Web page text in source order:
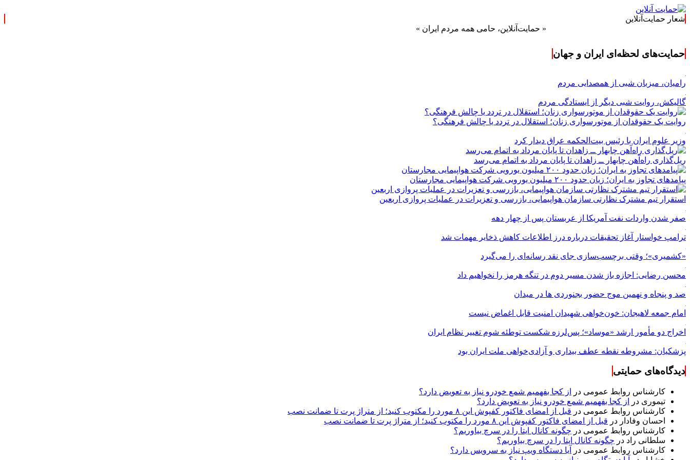
شعار حمایت‌آنلاین
« حمایت‌آنلاین، حامی همه مردم ایران »
حمایت‌های لحظه‌ای ایران و جهان
رامیان، میزبان شبی از همصدایی مردم
گالیکش، روایت شبی دیگر از ایستادگی مردم
روایت یک حقوقدان از موتورسواری زنان؛ استقلال در تردد یا چالش فرهنگی؟
وزیر علوم ایران با رئیس بیت‌الحکمه عراق دیدار کرد
ریل‌گذاری راه‌آهن چابهار ــ زاهدان تا پایان مرداد به اتمام می‌رسد
پیامدهای تجاوز به ایران؛ زیان حدود ۲۰۰ میلیون یورویی شرکت هواپیمایی مجارستان
استقرار تیم مشترک نظارتی سازمان هواپیمایی، بازرسی و تعزیرات در عملیات پروازی اربعین
صفر شدن واردات نفت آمریکا از عربستان پس از چهار دهه
ترامپ خواستار آغاز تحقیقات درباره درز اطلاعات کاهش ذخایر مهمات شد
«کشمیری»؛ وقتی برچسب‌سازی جای نقد رسانه‌ای را می‌گیرد
محسن رضایی: اجازه باز شدن مسیر دوم در تنگه هرمز را نخواهیم داد
صد و پنجاه و نهمین موج حضور بجنوردی ها در میدان
امام جمعه لاهیجان: خون‌خواهی شهیدان امنیت قابل اغماض نیست
اخراج دو مأمور ارشد «موساد»؛ پس‌لرزه شکست توطئه شوم تغییر نظام ایران
پزشکیان: مشروطه نقطه عطف بیداری و آزادی‌خواهی ملت ایران بود
دیدگاه‌های حمایتی
کارشناس روابط عمومی در
از کجا بفهمیم شمع خودرو نیاز به تعویض دارد؟
تیموری در
از کجا بفهمیم شمع خودرو نیاز به تعویض دارد؟
کارشناس روابط عمومی در قبل از امضای فاکتور کفپوش این ۸ مورد را مکتوب کنید؛ از متراژ پرت تا ضمانت نصب
احسان وفادار در قبل از امضای فاکتور کفپوش این ۸ مورد را مکتوب کنید؛ از متراژ پرت تا ضمانت نصب
کارشناس روابط عمومی در چگونه کانال ایتا را در سرچ بیاوریم؟
سلطانی راد در چگونه کانال ایتا را در سرچ بیاوریم؟
کارشناس روابط عمومی در
آیا دستگاه ویپ نیاز به سرویس دارد؟